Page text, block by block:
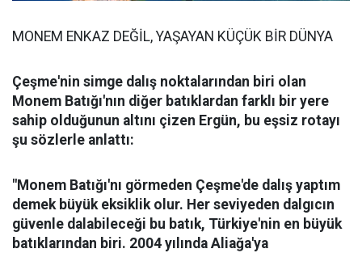
MONEM ENKAZ DEĞİL, YAŞAYAN KÜÇÜK BİR DÜNYA
Çeşme'nin simge dalış noktalarından biri olan
Monem Batığı'nın diğer batıklardan farklı bir yere
sahip olduğunun altını çizen Ergün, bu eşsiz rotayı
şu sözlerle anlattı:
"Monem Batığı'nı görmeden Çeşme'de dalış yaptım
demek büyük eksiklik olur. Her seviyeden dalgıcın
güvenle dalabileceği bu batık, Türkiye'nin en büyük
batıklarından biri. 2004 yılında Aliağa'ya